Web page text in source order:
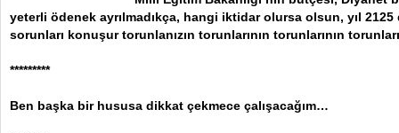
yeterli ödenek ayrılmadıkça, hangi iktidar olursa olsun, yıl 2125
sorunları konuşur torunlanızın torunlarının torunlarının
*********
Ben başka bir hususa dikkat çekmece çalışacağım…